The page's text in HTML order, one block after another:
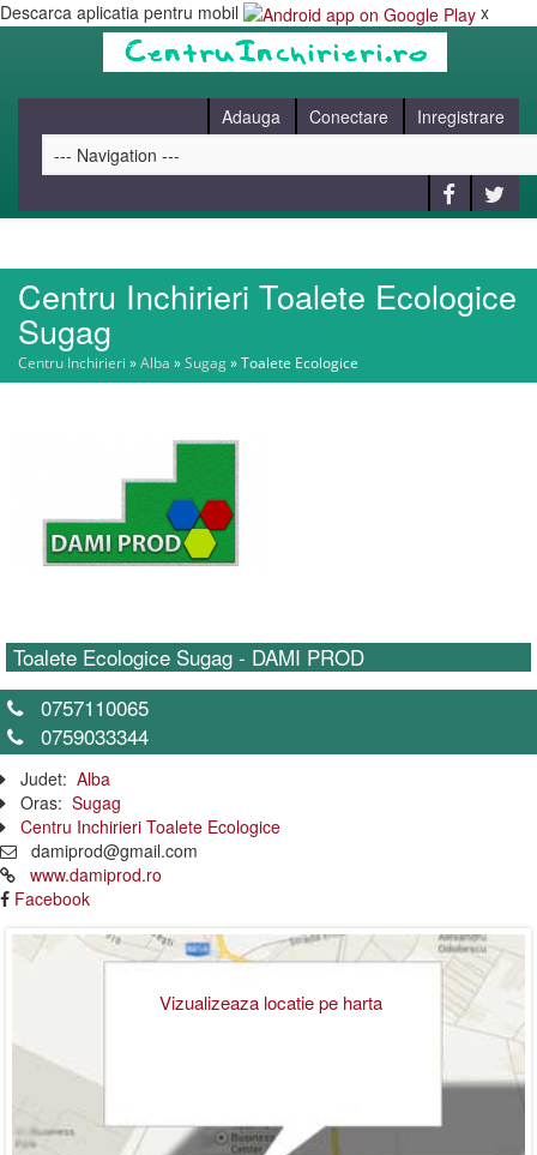
Descarca aplicatia pentru mobil x
Adauga Conectare Inregistrare
HOME
CAUT
CONTACT
Centru Inchirieri Toalete Ecologice
Sugag
Centru Inchirieri »Alba »Sugag»Toalete Ecologice
Toalete Ecologice Sugag - DAMI PROD
0757110065
0759033344
Judet: Alba
Oras: Sugag
Centru Inchirieri Toalete Ecologice
damiprod@gmail.com
www.damiprod.ro
Facebook
Vizualizeaza locatie pe harta